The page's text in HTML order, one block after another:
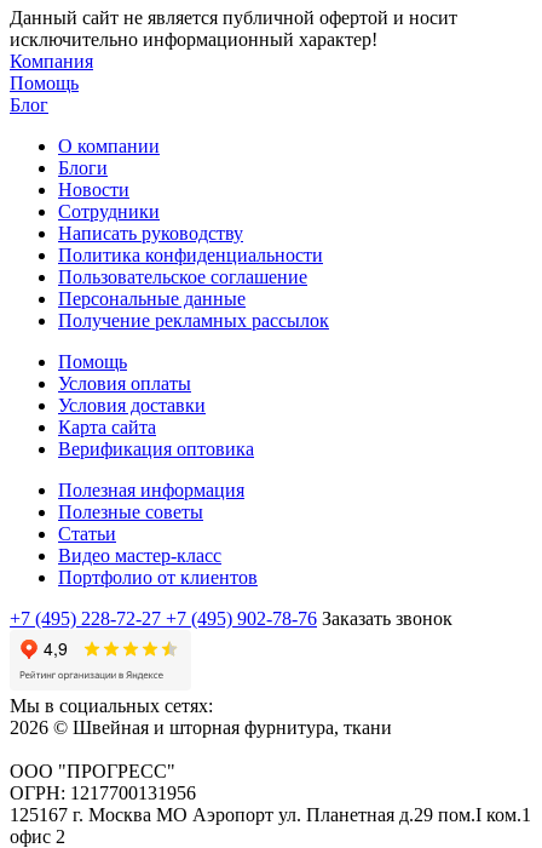
Данный сайт не является публичной офертой и носит
исключительно информационный характер!
Компания
Помощь
Блог
О компании
Блоги
Новости
Сотрудники
Написать руководству
Политика конфиденциальности
Пользовательское соглашение
Персональные данные
Получение рекламных рассылок
Помощь
Условия оплаты
Условия доставки
Карта сайта
Верификация оптовика
Полезная информация
Полезные советы
Статьи
Видео мастер-класс
Портфолио от клиентов
+7 (495) 228-72-27 +7 (495) 902-78-76 Заказать звонок
Мы в социальных сетях:
2026 © Швейная и шторная фурнитура, ткани
ООО "ПРОГРЕСС"
ОГРН: 1217700131956
125167 г. Москва МО Аэропорт ул. Планетная д.29 пом.I ком.1
офис 2